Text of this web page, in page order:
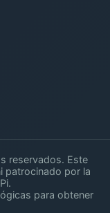
reservados. Este
patrocinado por la
para obtener